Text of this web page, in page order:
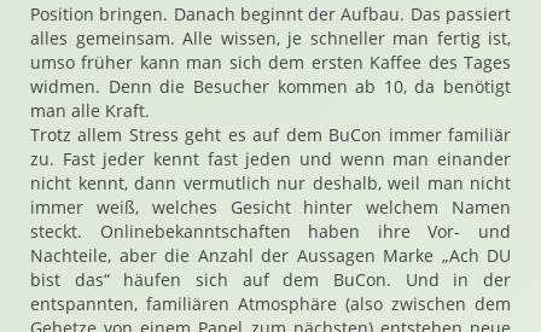
Position bringen. Danach beginnt der Aufbau. Das passiert
alles gemeinsam. Alle wissen, je schneller man fertig ist,
umso früher kann man sich dem ersten Kaffee des Tages
widmen. Denn die Besucher kommen ab 10, da benötigt
man alle Kraft.
Trotz allem Stress geht es auf dem BuCon immer familiär
zu. Fast jeder kennt fast jeden und wenn man einander
nicht kennt, dann vermutlich nur deshalb, weil man nicht
immer weiß, welches Gesicht hinter welchem Namen
steckt. Onlinebekanntschaften haben ihre Vor- und
Nachteile, aber die Anzahl der Aussagen Marke „Ach DU
bist das“ häufen sich auf dem BuCon. Und in der
entspannten, familiären Atmosphäre (also zwischen dem